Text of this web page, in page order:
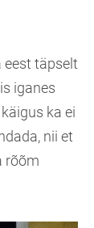
eest täpselt
iganes
ka ei
nii et
rõõm